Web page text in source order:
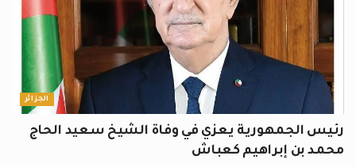
الجزائر
رئيس الجمهورية يعزي في وفاة الشيخ سعيد الحاج
محمد بن إبراهيم كعباش